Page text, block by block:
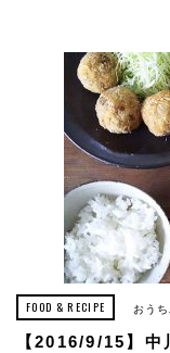
FOOD & RECIPE おうち
【2016/9/15】中